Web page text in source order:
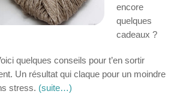
encore
quelques
cadeaux ?
quelques conseils pour t’en sortir
Un résultat qui claque pour un moindre
stress. (suite…)